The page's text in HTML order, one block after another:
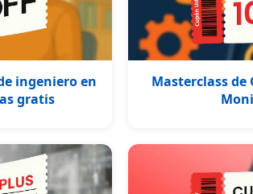
ingeniero en
gratis
Masterclass